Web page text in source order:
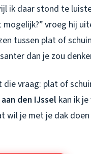
ik daar stond te
vroeg hij
tussen plat of
dan je zou
vraag: plat of
den IJssel kan ik
wil je met je dak